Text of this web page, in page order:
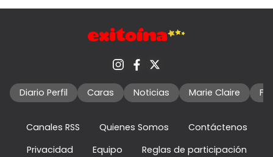
Diario Perfil Caras Noticias Marie Claire
Canales RSS Quienes Somos
Contáctenos
Privacidad
Equipo Reglas de participación